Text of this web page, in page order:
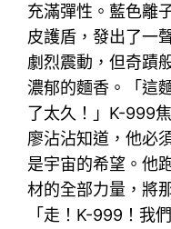
充滿彈性。藍色離
皮護盾，發出了一
劇烈震動，但奇蹟
濃郁的麵香。「這
了太久！」K-999
廖沾沾知道，他必
是宇宙的希望。他
材的全部力量，將
「走！K-999！我